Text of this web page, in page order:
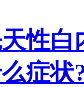
性白
症状